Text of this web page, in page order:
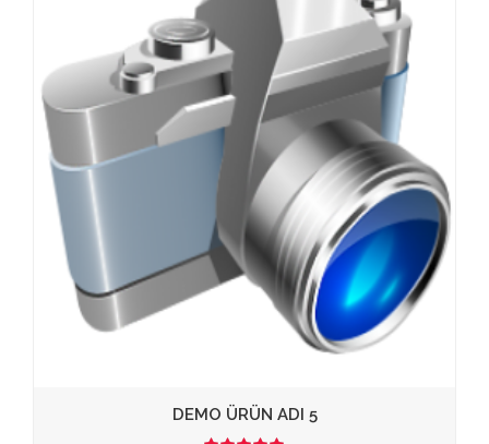
DEMO ÜRÜN ADI 5